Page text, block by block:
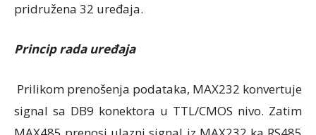
pridružena 32 uređaja.
Princip rada uređaja
Prilikom prenošenja podataka, MAX232 konvertuje
signal sa DB9 konektora u TTL/CMOS nivo. Zatim